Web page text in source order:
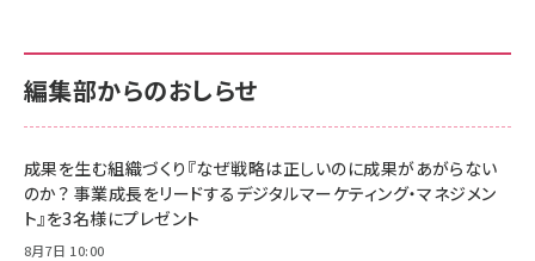
￥880
anan(アンアン)2026/06/24号 No.2500増刊
スペシャルエディション[王道エンタメの矜持／
￥1,100
anan(アンアン)2026/07/08号 No.2502[2026
サポート正規品 メーカー保証5年 KLMEA128G
NIMASO ガラスフィルム iPhone 17 用 保護フィ
すい ガイド枠付き いPhone17 (6.3インチ) 対応
2枚セット DSP25F1698
￥1,599
サポート正規品 メーカー保証5年 KLMEA128G
Amazon eギフトカード - Amazonロゴ - クラ
￥5,000
Anker PowerLine III Flow USB-C & USB-C
編集部からのおしらせ
成果を生む組織づくり『なぜ戦略は正しいのに成果があがらない
のか？ 事業成長をリードするデジタルマーケティング・マネジメン
ト』を3名様にプレゼント
8月7日 10:00